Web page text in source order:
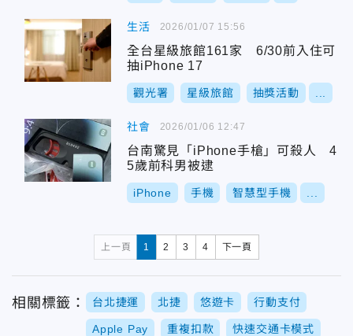
生活
全台星級旅館161家 6/30前入住可
抽iPhone 17
觀光署 星級旅館 抽獎活動
2026/01/07 15:56
社會
台南驚見「iPhone手槍」可殺人 4
5歲前科男被逮
iPhone 手機 智慧型手機
2026/01/06 12:47
上一頁 1 2 3 4 下一頁
相關標籤： 台北捷運 北捷 悠遊卡 行動支付
Apple Pay 重複扣款 快速交通卡模式